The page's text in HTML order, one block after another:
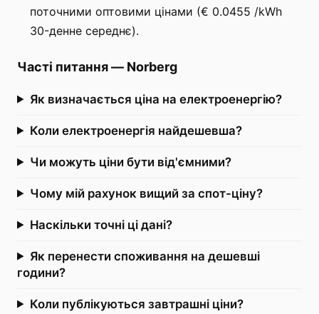
поточними оптовими цінами (€ 0.0455 /kWh
30-денне середнє).
Часті питання— Norberg
Як визначається ціна на електроенергію?
Коли електроенергія найдешевша?
Чи можуть ціни бути від'ємними?
Чому мій рахунок вищий за спот-ціну?
Наскільки точні ці дані?
Як перенести споживання на дешевші
години?
Коли публікуються завтрашні ціни?